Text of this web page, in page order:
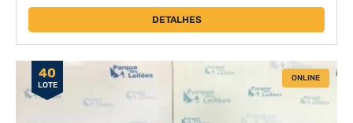
DETALHES
40
LOTE
ONLINE